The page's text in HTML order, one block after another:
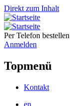
Direkt zum Inhalt
Per Telefon bestellen
Anmelden
Topmenü
Kontakt
en